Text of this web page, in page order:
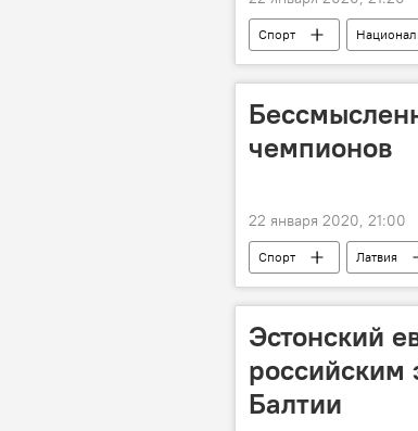
Спорт
чемпионов
22 января 2020, 21:00
Спорт Латвия
Эстонский
российским
Балтии